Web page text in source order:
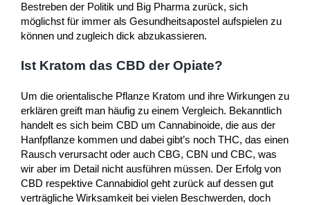
Bestreben der Politik und Big Pharma zurück, sich
möglichst für immer als Gesundheitsapostel aufspielen zu
können und zugleich dick abzukassieren.
Ist Kratom das CBD der Opiate?
Um die orientalische Pflanze Kratom und ihre Wirkungen zu
erklären greift man häufig zu einem Vergleich. Bekanntlich
handelt es sich beim CBD um Cannabinoide, die aus der
Hanfpflanze kommen und dabei gibt’s noch THC, das einen
Rausch verursacht oder auch CBG, CBN und CBC, was
wir aber im Detail nicht ausführen müssen. Der Erfolg von
CBD respektive Cannabidiol geht zurück auf dessen gut
verträgliche Wirksamkeit bei vielen Beschwerden, doch